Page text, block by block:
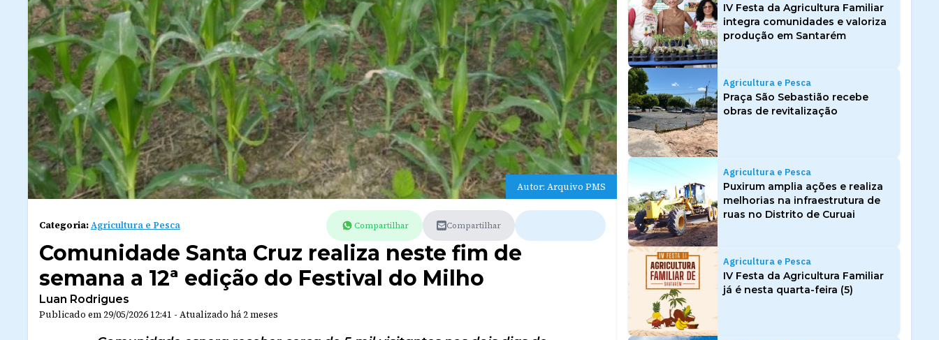
Autor: Arquivo PMS
Categoria:Agricultura e Pesca Compartilhar Compartilhar
Comunidade Santa Cruz realiza neste fim de
semana a 12ª edição do Festival do Milho
Luan Rodrigues
Publicado em 29/05/2026 12:41 - Atualizado há 2 meses
IV Festa da Agricultura Familiar
integra comunidades e valoriza
produção em Santarém
Agricultura e Pesca
Praça São Sebastião recebe
obras de revitalização
Agricultura e Pesca
Puxirum amplia ações e realiza
melhorias na infraestrutura de
ruas no Distrito de Curuai
Agricultura e Pesca
IV Festa da Agricultura Familiar
já é nesta quarta-feira (5)